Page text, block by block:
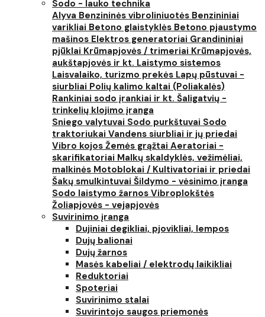
Sodo - lauko technika
Alyva Benzininės vibroliniuotės Benzininiai
varikliai Betono glaistyklės Betono pjaustymo
mašinos Elektros generatoriai Grandininiai
pjūklai Krūmapjovės / trimeriai Krūmapjovės,
aukštapjovės ir kt. Laistymo sistemos
Laisvalaiko, turizmo prekės Lapų pūstuvai -
siurbliai Polių kalimo kaltai (Poliakalės)
Rankiniai sodo įrankiai ir kt. Šaligatvių -
trinkelių klojimo įranga
Sniego valytuvai Sodo purkštuvai Sodo
traktoriukai Vandens siurbliai ir jų priedai
Vibro kojos Žemės grąžtai Aeratoriai -
skarifikatoriai Malkų skaldyklės, vežimėliai,
malkinės Motoblokai / Kultivatoriai ir priedai
Šakų smulkintuvai Šildymo - vėsinimo įranga
Sodo laistymo žarnos Vibroplokštės
Žoliapjovės - vejapjovės
Suvirinimo įranga
Dujiniai degikliai, pjovikliai, lempos
Dujų balionai
Dujų žarnos
Masės kabeliai / elektrodų laikikliai
Reduktoriai
Spoteriai
Suvirinimo stalai
Suvirintojo saugos priemonės